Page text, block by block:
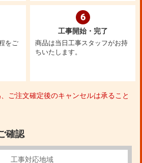
をご
6
工事開始・完了
商品は当日工事スタッフがお持
ちいたします。
ご注文確定後のキャンセルは承ること
確認